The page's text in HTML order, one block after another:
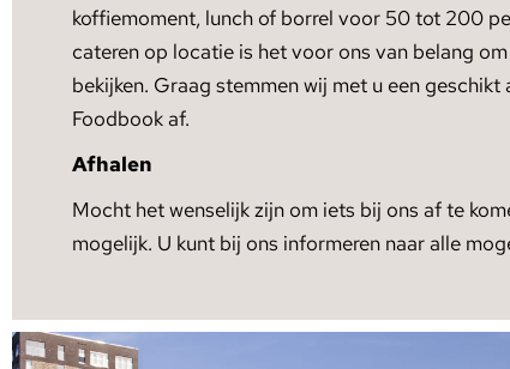
koffiemoment, lunch of borrel voor 50 tot 200
cateren op locatie is het voor ons van belang
bekijken. Graag stemmen wij met u een
Foodbook af.
Afhalen
Mocht het wenselijk zijn om iets bij ons af te
mogelijk. U kunt bij ons informeren naar alle